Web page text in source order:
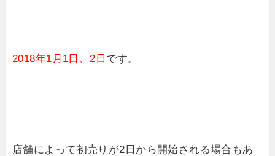
2018年1月1日、2日 です。
店舗によって初売りが2日から開始される場合もあ